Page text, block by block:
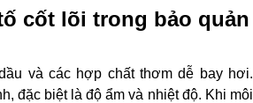
cốt lõi trong bảo quản
và các hợp chất thơm dễ bay hơi.
đặc biệt là độ ẩm và nhiệt độ. Khi môi